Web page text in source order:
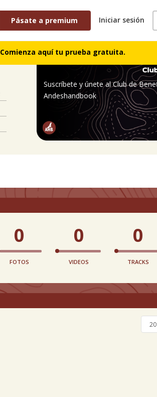
Pásate a premium Iniciar sesión
Comienza aquí tu prueba gratuita.
Suscríbete y únete al Club de
Andeshandbook
0
FOTOS
0
VIDEOS
0
TRACKS